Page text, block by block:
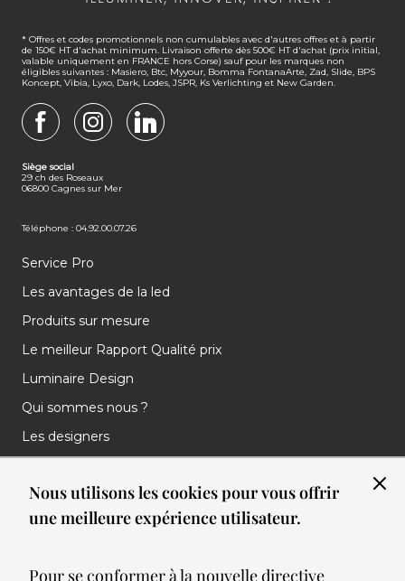
Nous utilisons les cookies pour vous offrir
une meilleure expérience utilisateur.
Pour se conformer à la nouvelle directive
* Offres et codes promotionnels non cumulables avec d'autres offres et à partir
de 150€ HT d'achat minimum. Livraison offerte dès 500€ HT d'achat (prix initial,
valable uniquement en FRANCE hors Corse) sauf pour les marques non
éligibles suivantes : Masiero, Btc, Myyour, Bomma FontanaArte, Zad, Slide, BPS
Koncept, Vibia, Lyxo, Dark, Lodes, JSPR, Ks Verlichting et New Garden.
Siège social
29 ch des Roseaux
06800 Cagnes sur Mer
Téléphone : 04.92.00.07.26
Service Pro
Les avantages de la led
Produits sur mesure
Le meilleur Rapport Qualité prix
Luminaire Design
Qui sommes nous ?
Les designers
Nos réalisations
Nos Clients